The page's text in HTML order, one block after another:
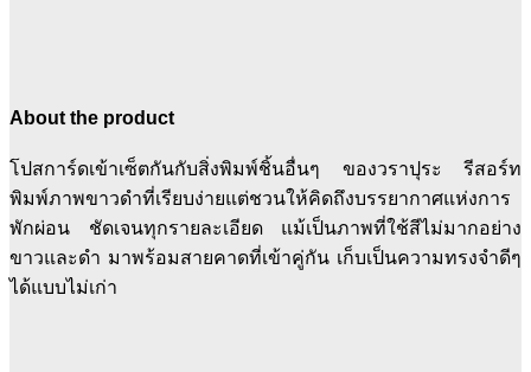
About the product
โปสการ์ดเข้าเซ็ตกันกับสิ่งพิมพ์ชิ้นอื่นๆ ของวราปุระ รีสอร์ท
พิมพ์ภาพขาวดำที่เรียบง่ายแต่ชวนให้คิดถึงบรรยากาศแห่งการ
พักผ่อน ชัดเจนทุกรายละเอียด แม้เป็นภาพที่ใช้สีไม่มากอย่าง
ขาวและดำ มาพร้อมสายคาดที่เข้าคู่กัน เก็บเป็นความทรงจำดีๆ
ได้แบบไม่เก่า